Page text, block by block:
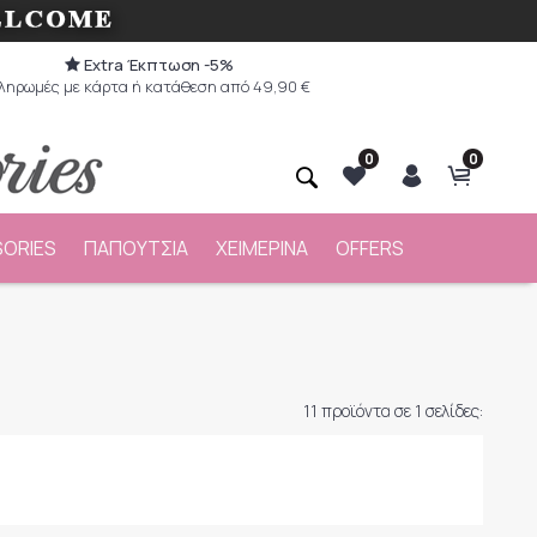
Extra Έκπτωση -5%
με κάρτα ή κατάθεση από 49,90 €
0
0
ΠΑΠΟΥΤΣΙΑ ΧΕΙΜΕΡΙΝΑ OFFERS
11 προϊόντα σε 1 σελίδες: